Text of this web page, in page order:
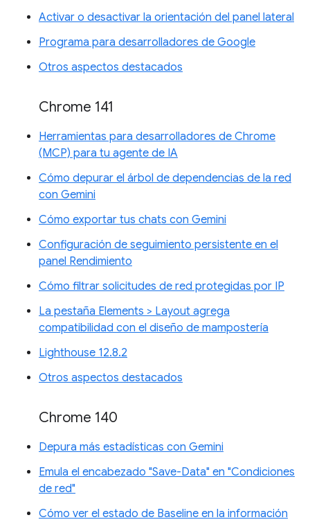
Activar o desactivar la orientación del panel lateral
Programa para desarrolladores de Google
Otros aspectos destacados
Chrome 141
Herramientas para desarrolladores de Chrome
(MCP) para tu agente de IA
Cómo depurar el árbol de dependencias de la red
con Gemini
Cómo exportar tus chats con Gemini
Configuración de seguimiento persistente en el
panel Rendimiento
Cómo filtrar solicitudes de red protegidas por IP
La pestaña Elements > Layout agrega
compatibilidad con el diseño de mampostería
Lighthouse 12.8.2
Otros aspectos destacados
Chrome 140
Depura más estadísticas con Gemini
Emula el encabezado "Save-Data" en "Condiciones
de red"
Cómo ver el estado de Baseline en la información